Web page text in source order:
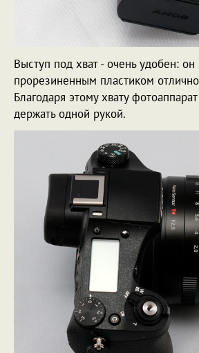
Выступ под хват - очень удобен: он
прорезиненным пластиком
Благодаря этому хвату
держать одной рукой.